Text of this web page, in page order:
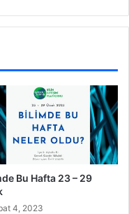
Bu Hafta 23 – 29
4, 2023